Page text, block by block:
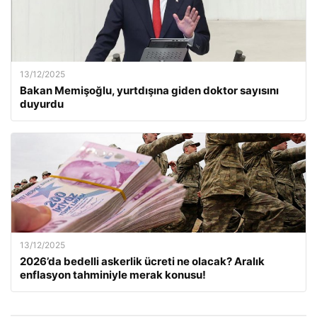
13/12/2025
Bakan Memişoğlu, yurtdışına giden doktor sayısını
duyurdu
13/12/2025
2026’da bedelli askerlik ücreti ne olacak? Aralık
enflasyon tahminiyle merak konusu!